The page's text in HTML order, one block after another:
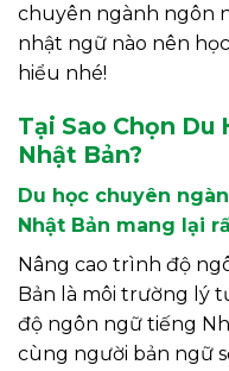
chuyên ngành ngôn
nhật ngữ nào nên
hiểu nhé!
Tại Sao Chọn Du
Nhật Bản?
Du học chuyên
Nhật Bản mang lại
Nâng cao trình độ
Bản là môi trường lý
độ ngôn ngữ tiếng
cùng người bản ngữ